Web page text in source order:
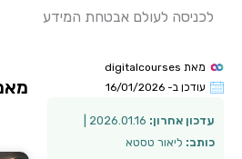
לכניסה לעולם אבטחת המידע
מאת
עודכן ב- 16/01/2026
עדכון אחרון:
כותב: ליאור טסטא